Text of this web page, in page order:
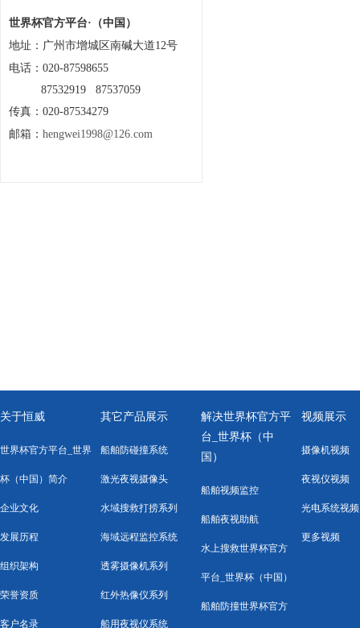
世界杯官方平台·（中国）
地址： 广州市增城区南碱大道12号
电话：020-87598655
87532919 87537059
传真：020-87534279
邮箱： hengwei1998@126.com
关于恒威
世界杯官方平台_世界
杯（中国）简介
企业文化
发展历程
组织架构
荣誉资质
客户名录
其它产品展示
船舶防碰撞系统
激光夜视摄像头
水域搜救打捞系列
海域远程监控系统
透雾摄像机系列
红外热像仪系列
船用夜视仪系统
解决世界杯官方平
台_世界杯（中
国）
船舶视频监控
船舶夜视助航
水上搜救世界杯官方
平台_世界杯（中国）
船舶防撞世界杯官方
视频展示
摄像机视频
夜视仪视频
光电系统视频
更多视频